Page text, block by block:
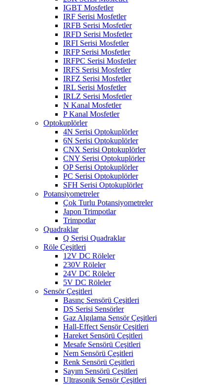
IGBT Mosfetler
IRF Serisi Mosfetler
IRFB Serisi Mosfetler
IRFD Serisi Mosfetler
IRFI Serisi Mosfetler
IRFP Serisi Mosfetler
IRFPC Serisi Mosfetler
IRFS Serisi Mosfetler
IRFZ Serisi Mosfetler
IRL Serisi Mosfetler
IRLZ Serisi Mosfetler
N Kanal Mosfetler
P Kanal Mosfetler
Optokuplörler
4N Serisi Optokuplörler
6N Serisi Optokuplörler
CNX Serisi Optokuplörler
CNY Serisi Optokuplörler
OP Serisi Optokuplörler
PC Serisi Optokuplörler
SFH Serisi Optokuplörler
Potansiyometreler
Çok Turlu Potansiyometreler
Japon Trimpotlar
Trimpotlar
Quadraklar
Q Serisi Quadraklar
Röle Çeşitleri
12V DC Röleler
230V Röleler
24V DC Röleler
5V DC Röleler
Sensör Çeşitleri
Basınç Sensörü Çeşitleri
DS Serisi Sensörler
Gaz Algılama Sensör Çeşitleri
Hall-Effect Sensör Çeşitleri
Hareket Sensörü Çeşitleri
Mesafe Sensörü Çeşitleri
Nem Sensörü Çeşitleri
Renk Sensörü Çeşitleri
Sayım Sensörü Çeşitleri
Ultrasonik Sensör Çeşitleri